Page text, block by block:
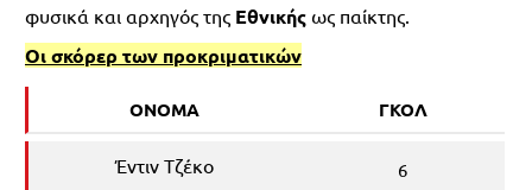
φυσικά και αρχηγός της Eθνικής ως παίκτης.
Οι σκόρερ των προκριματικών
ΟΝΟΜΑ ΓΚΟΛ
Έντιν Τζέκο 6